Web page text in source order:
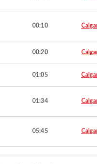
00:10
00:20
01:05
01:34
05:45